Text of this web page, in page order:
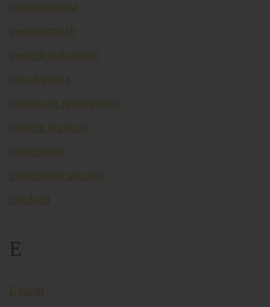
Denominasiya
Deponentlash
Depozit auksionlari
Devalvatsiya
Disclosure requirement
Diskont stavkasi
Diskontlash
Diskontlash siyosati
Dividend
E
E-pullar